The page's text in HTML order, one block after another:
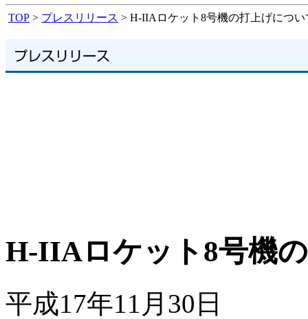
TOP > プレスリリース > H-IIAロケット8号機の打上げについ
H-IIAロケット8号機
平成17年11月30日